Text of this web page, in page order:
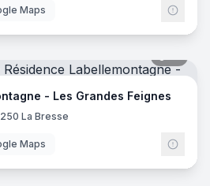
Maps
- Les Grandes Feignes
La Bresse
Maps